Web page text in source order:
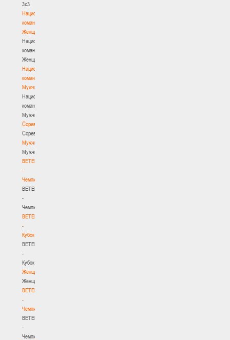
3х3
Национальная
команда.
Женщины
Национальная
команда.
Женщины
Национальная
команда.
Мужчины
Национальная
команда.
Мужчины
Соревнования
Соревнования
Мужчины
Мужчины
BETERA
-
Чемпионат
BETERA
-
Чемпионат
BETERA
-
Кубок
BETERA
-
Кубок
Женщины
Женщины
BETERA
-
Чемпионат
BETERA
-
Чемпионат